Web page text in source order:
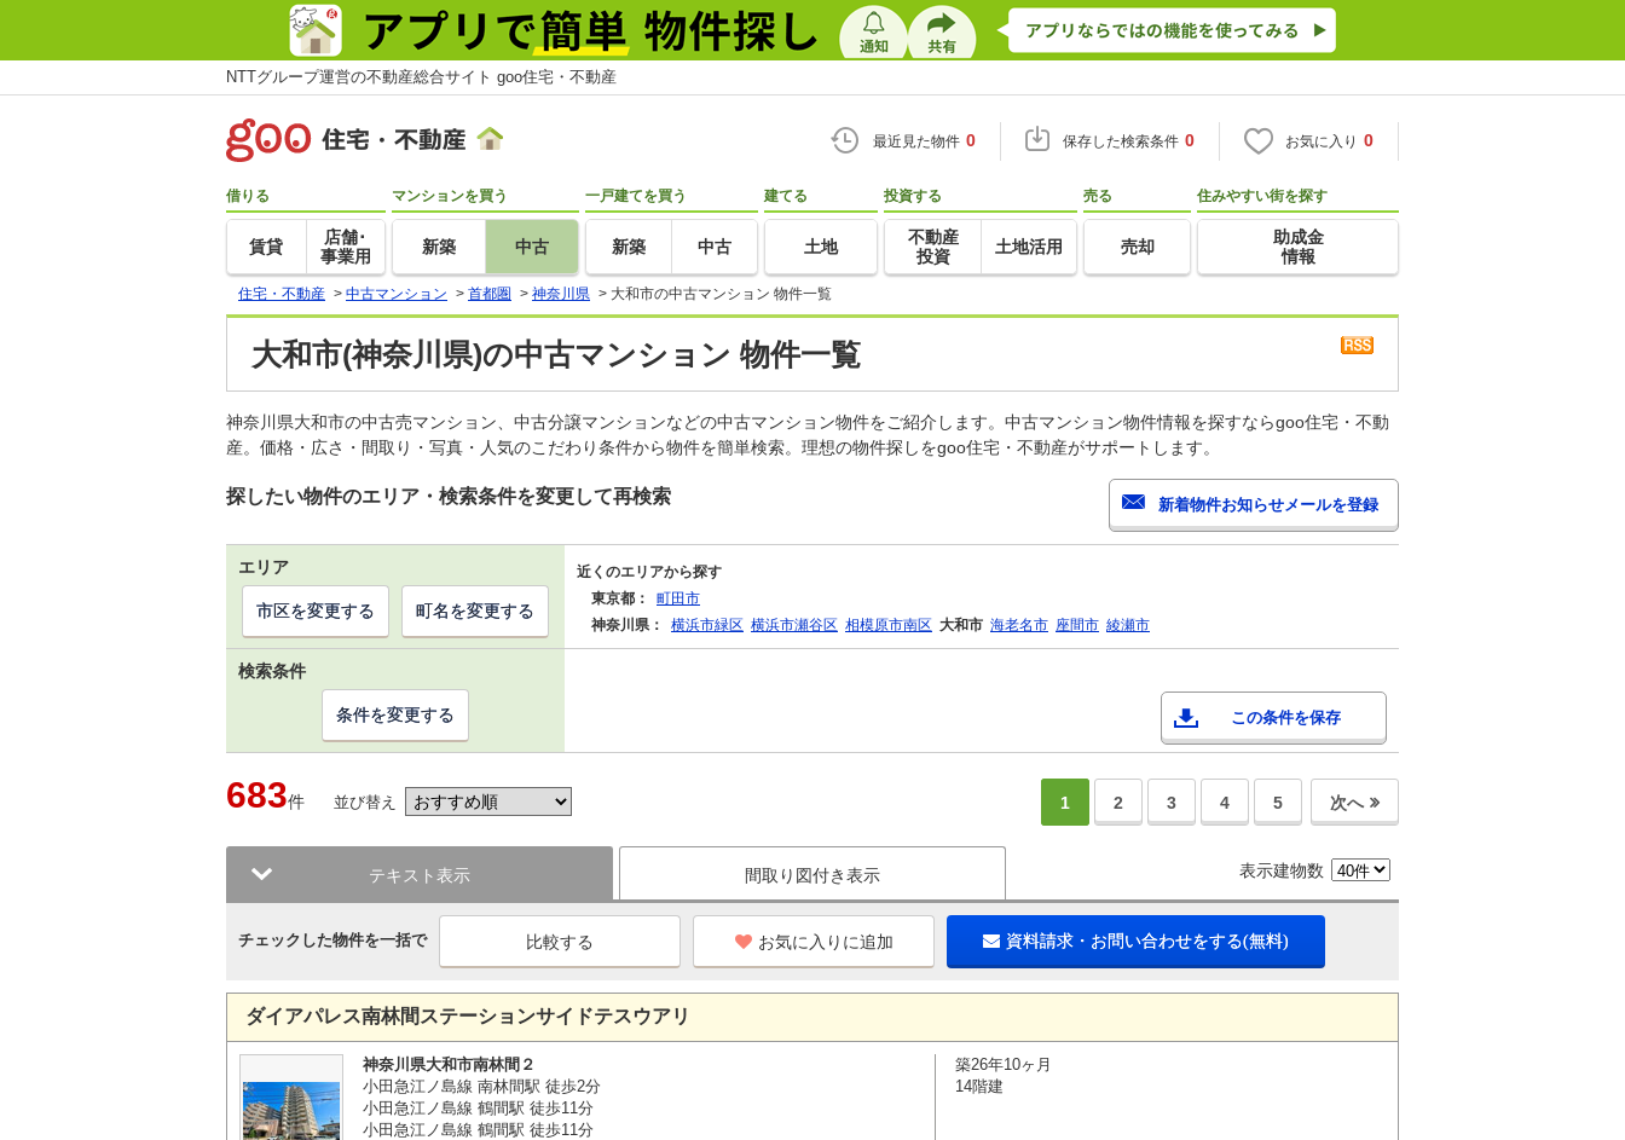
NTTグループ運営の不動産総合サイト goo住宅・不動産
最近見た物件 0 保存した検索条件 0 お気に入り 0
借りる
賃貸
店舗･
事業用
マンションを買う
新築 中古
一戸建てを買う
新築 中古
建てる
土地
投資する
不動産
投資
土地活用
売る
売却
住みやすい街を探す
助成金
情報
住宅・不動産 > 中古マンション > 首都圏 > 神奈川県 > 大和市の中古マンション 物件一覧
大和市(神奈川県)の中古マンション 物件一覧
神奈川県大和市の中古売マンション、中古分譲マンションなどの中古マンション物件をご紹介します。中古マンション物件情報を探すならgoo住宅・不動
産。価格・広さ・間取り・写真・人気のこだわり条件から物件を簡単検索。理想の物件探しをgoo住宅・不動産がサポートします。
探したい物件のエリア・検索条件を変更して再検索
エリア
近くのエリアから探す
東京都：
町田市
神奈川県：
横浜市緑区 横浜市瀬谷区 相模原市南区 大和市 海老名市 座間市 綾瀬市
市区を変更する 町名を変更する
検索条件
この条件を保存
条件を変更する
683件 並び替え 1 2 3 4 5 次へ
テキスト表示 間取り図付き表示 表示建物数
チェックした物件を一括で お気に入りに追加 資料請求・お問い合わせをする(無料)
ダイアパレス南林間ステーションサイドテスウアリ
神奈川県大和市南林間２
小田急江ノ島線 南林間駅 徒歩2分
小田急江ノ島線 鶴間駅 徒歩11分
小田急江ノ島線 鶴間駅 徒歩11分
築26年10ヶ月
14階建